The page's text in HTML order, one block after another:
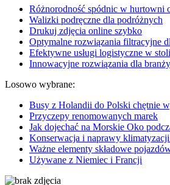
Różnorodność spódnic w hurtowni
Walizki podręczne dla podróżnych
Drukuj zdjęcia online szybko
Optymalne rozwiązania filtracyjne
Efektywne usługi logistyczne w
Innowacyjne rozwiązania dla
Losowo wybrane:
Busy z Holandii do Polski chętnie
Przyczepy renomowanych marek
Jak dojechać na Morskie Oko
Konserwacja i naprawy
Ważne elementy składowe
Używane z Niemiec i Francji